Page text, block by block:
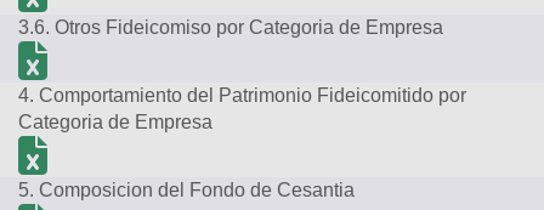
3.6. Otros Fideicomiso por Categoria de Empresa
4. Comportamiento del Patrimonio Fideicomitido por
Categoria de Empresa
5. Composicion del Fondo de Cesantia